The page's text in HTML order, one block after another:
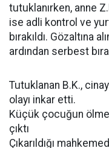
tutuklanırken, anne
ise adli kontrol ve
bırakıldı. Gözaltına
ardından serbest
Tutuklanan B.K.,
olayı inkar etti.
Küçük çocuğun
çıktı
Çıkarıldığı